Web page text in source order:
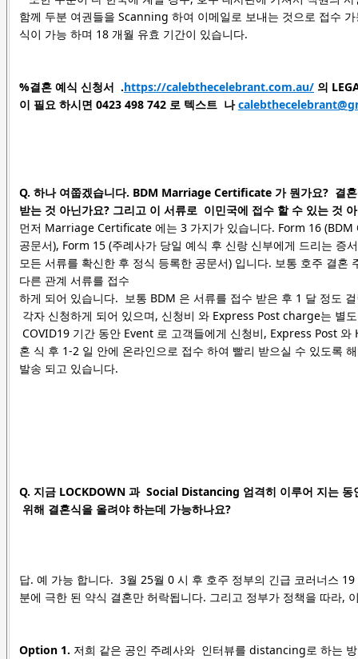
함께 두분 여권들을 Scanning 하여 이메일로 보내는 것으로 접수
식이 가능 하며 18 개월 유효 기간이 있습니다.
%결혼 예식 신청서 .https://calebthecelebrant.com.au/ 의
이 필요 하시면 0423 498 742 로 텍스트 나
Q. 하나 여쭙겠습니다. BDM Marriage Certificate 가 뭔가요? 결
받는 것 아닌가요? 그리고 이 서류로 이민국에 접수 할 수 있는 것
먼저 Marriage Certificate 에는 3 가지가 있습니다. Form 16
공문서), Form 15 (주례사가 당일 예식 후 신랑 신부에게 드리는
모든 서류를 확신한 후 정식 등록한 공문서) 입니다. 보통 호주 결
다른 관계 서류를 접수
하게 되어 있습니다. 보통 BDM 은 서류를 접수 받은 후 1 달 정도
각자 신청하게 되어 있으며, 신청비 와 Express Post charge는 별
COVID19 기간 동안 Event 로 고객들에게 신청비, Express Post
혼 식 후 1-2 일 안에 온라인으로 접수 하여 빨리 받으실 수 있도록
발송 되고 있습니다.
Q. 지금 LOCKDOWN 과 Social Distancing 엄격히 이루어 지는 동
위해 결혼식을 올려야 하는데 가능하나요?
답. 예 가능 합니다. 3월 25월 0 시 후 호주 정부의 긴급 코러너스
분에 극한 된 약식 결혼만 허락됩니다. 그리고 정부가 정책을 따라,
Option 1. 저희 같은 공인 주례사와 인터뷰를 distancing로 하는